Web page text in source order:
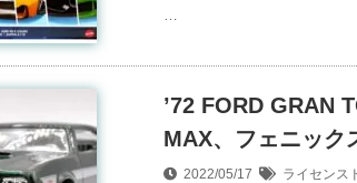
’72 FORD GRAN
MAX、フェニック
2022/05/17 ライセンス